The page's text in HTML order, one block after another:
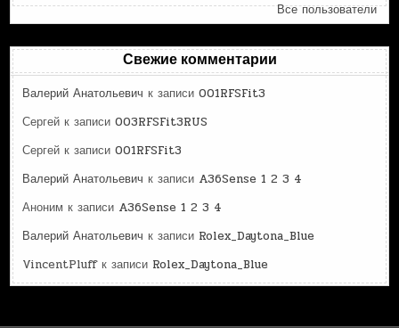
Все пользователи
Свежие комментарии
Валерий Анатольевич к записи001RFSFit3
Сергей к записи003RFSFit3RUS
Сергей к записи001RFSFit3
Валерий Анатольевич к записи A36Sense 1 2 3 4
Аноним к записи A36Sense 1 2 3 4
Валерий Анатольевич к записи Rolex_Daytona_Blue
VincentPluffк записи Rolex_Daytona_Blue